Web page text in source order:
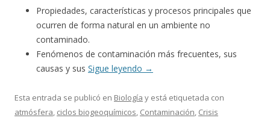
Propiedades, características y procesos principales que
ocurren de forma natural en un ambiente no
contaminado.
Fenómenos de contaminación más frecuentes, sus
causas y sus Sigue leyendo →
Esta entrada se publicó en Biología y está etiquetada con
atmósfera, ciclos biogeoquímicos, Contaminación, Crisis